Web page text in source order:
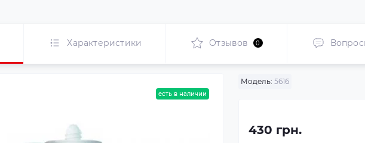
Характеристики Отзывов 0
есть в наличии
Модель: 5616
430 грн.